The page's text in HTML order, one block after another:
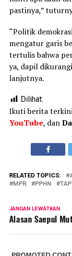
pastinya,”
“Politik
mengatur garis
tertulis bahwa
ya, dapil
lanjutnya.
Dilihat:
Ikuti berita
YouTube, dan
RELATED TOPICS:
MPR
PPHN
JANGAN LEWATKAN
Alasan Saepul